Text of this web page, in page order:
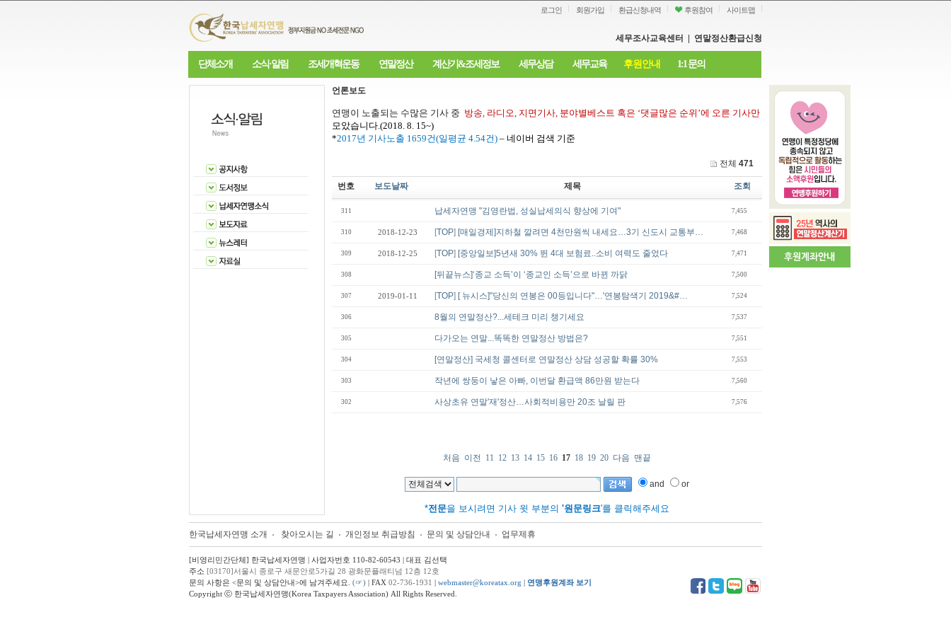
로그인 회원가입 환급신청내역 후원참여 사이트맵
세무조사교육센터 연말정산환급신청
단체소개 소식·알림 조세개혁운동 연말정산 계산기&조세정보 세무상담 세무교육 후원안내 1:1 문의
언론보도
연맹이 노출되는 수많은 기사 중 방송, 라디오, 지면기사, 분야별베스트 혹은 ‘댓글많은 순위 ’에 오른 기사만
모았습니다.(2018. 8. 15~)
*2017년 기사노출 1659건(일평균 4.54건) – 네이버 검색 기준
전체 471
번호 보도날짜 제목 조회
311 납세자연맹 "김영란법, 성실납세의식 향상에 기여" 7,455
310 2018-12-23 [TOP] [매일경제]지하철 깔려면 4천만원씩 내세요…3기 신도시 교통부… 7,468
309 2018-12-25 [TOP] [중앙일보]5년새 30% 뛴 4대 보험료..소비 여력도 줄었다 7,471
308 [뒤끝뉴스]‘종교 소득’이 ‘종교인 소득’으로 바뀐 까닭 7,500
307 2019-01-11 [TOP] [ 뉴시스]"당신의 연봉은 00등입니다"…'연봉탐색기 2019&#… 7,524
306 8월의 연말정산?...세테크 미리 챙기세요 7,537
305 다가오는 연말...똑똑한 연말정산 방법은? 7,551
304 [연말정산] 국세청 콜센터로 연말정산 상담 성공할 확률 30% 7,553
303 작년에 쌍둥이 낳은 아빠, 이번달 환급액 86만원 받는다 7,560
302 사상초유 연말'재'정산…사회적비용만 20조 날릴 판 7,576
처음 이전 11 12 13 14 15 16 17 18 19 20 다음 맨끝
and or
*전문을 보시려면 기사 윗 부분의 '원문링크'를 클릭해주세요
한국납세자연맹 소개 찾아오시는 길 개인정보 취급방침 문의 및 상담안내 업무제휴
[비영리민간단체] 한국납세자연맹 | 사업자번호 110-82-60543 | 대표 김선택
주소 [03170]서울시 종로구 새문안로5가길 28 광화문플래티넘 12층 12호
문의 사항은 <문의 및 상담안내>에 남겨주세요. (☞) | FAX 02-736-1931 | webmaster@koreatax.org | 연맹후원계좌 보기
Copyright ⓒ 한국납세자연맹(Korea Taxpayers Association) All Rights Reserved.